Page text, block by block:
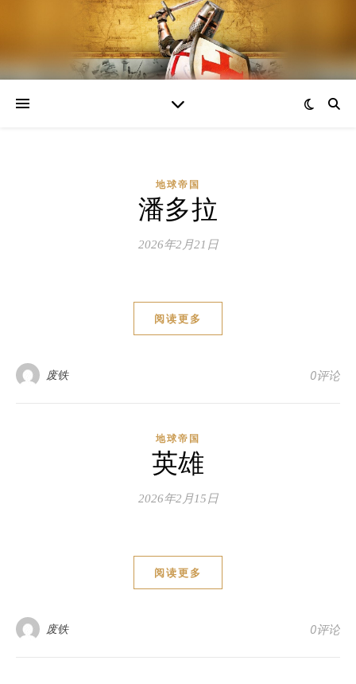
地球帝国
潘多拉
2026年2月21日
阅读更多
废铁 0评论
地球帝国
英雄
2026年2月15日
阅读更多
废铁 0评论